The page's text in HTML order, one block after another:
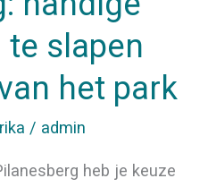
slapen
het park
/ admin
heb je keuze